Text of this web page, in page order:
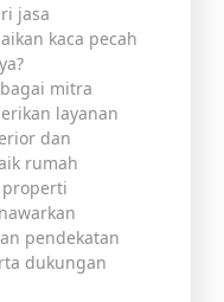
jasa
kaca pecah
mitra
layanan
dan
rumah
pendekatan
dukungan